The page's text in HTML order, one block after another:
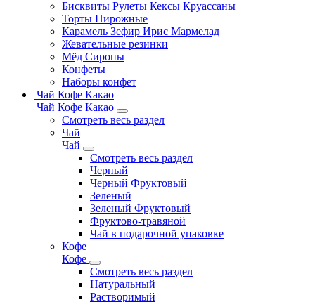
Бисквиты Рулеты Кексы Круассаны
Торты Пирожные
Карамель Зефир Ирис Мармелад
Жевательные резинки
Мёд Сиропы
Конфеты
Наборы конфет
Чай Кофе Какао
Чай Кофе Какао
Смотреть весь раздел
Чай
Чай
Смотреть весь раздел
Черный
Черный Фруктовый
Зеленый
Зеленый Фруктовый
Фруктово-травяной
Чай в подарочной упаковке
Кофе
Кофе
Смотреть весь раздел
Натуральный
Растворимый